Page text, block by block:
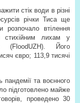
стік води в різні
річки Тиса ще
втілення
стихійним лихам у
(FloodUZH). Його
євро; 113,9 тисячі
пандемії та воєнного
підготовлено майже
проведено 30